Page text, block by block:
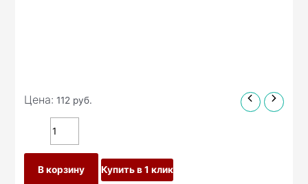
Цена: 112 руб.
В корзину Купить в 1 клик